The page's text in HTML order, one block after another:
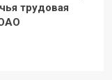
трудовая